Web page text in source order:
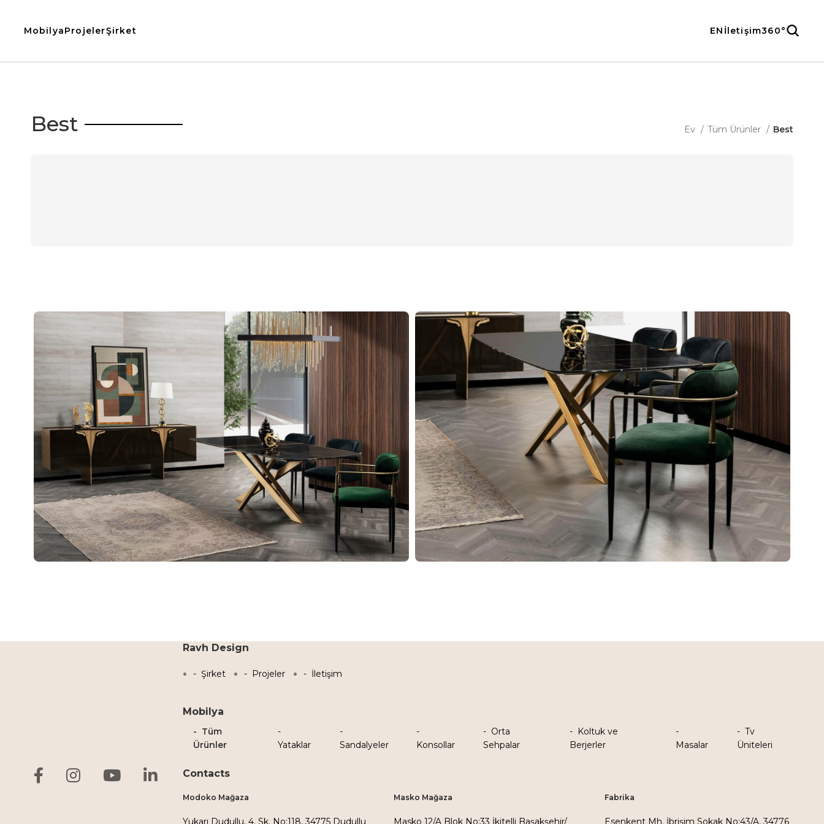
MobilyaProjelerŞirket EN İletişim360°
Best Ev Tüm Ürünler Best
Ravh Design
Şirket Projeler İletişim
Mobilya
Tüm
Ürünler
Yataklar Sandalyeler Konsollar
Orta
Sehpalar
Koltuk ve
Berjerler
Masalar
Tv
Üniteleri
Contacts
Modoko Mağaza
Yukarı Dudullu, 4. Sk. No:118, 34775 Dudullu
Masko Mağaza
Masko 12/A Blok No:33 İkitelli Başakşehir/
Fabrika
Esenkent Mh. İbrişim Sokak No:43/A, 34776